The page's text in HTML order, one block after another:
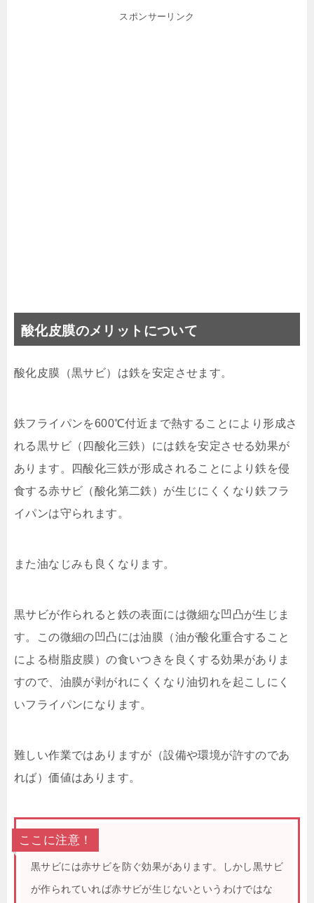
スポンサーリンク
酸化皮膜のメリットについて
酸化皮膜（黒サビ）は鉄を安定させます。
鉄フライパンを600℃付近まで熱することにより形成さ
れる黒サビ（四酸化三鉄）には鉄を安定させる効果が
あります。四酸化三鉄が形成されることにより鉄を侵
食する赤サビ（酸化第二鉄）が生じにくくなり鉄フラ
イパンは守られます。
また油なじみも良くなります。
黒サビが作られると鉄の表面には微細な凹凸が生じま
す。この微細の凹凸には油膜（油が酸化重合すること
による樹脂皮膜）の食いつきを良くする効果がありま
すので、油膜が剥がれにくくなり油切れを起こしにく
いフライパンになります。
難しい作業ではありますが（設備や環境が許すのであ
れば）価値はあります。
ここに注意！
黒サビには赤サビを防ぐ効果があります。しかし黒サビ
が作られていれば赤サビが生じないというわけではな